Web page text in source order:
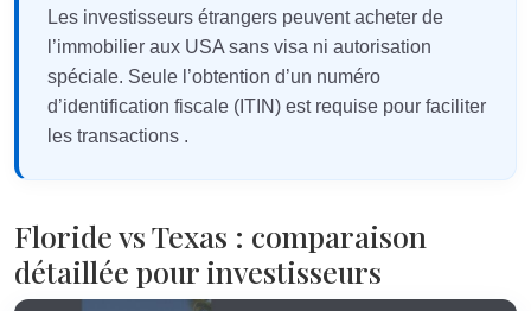
Les investisseurs étrangers peuvent acheter de
l’immobilier aux USA sans visa ni autorisation
spéciale. Seule l’obtention d’un numéro
d’identification fiscale (ITIN) est requise pour faciliter
les transactions .
Floride vs Texas : comparaison
détaillée pour investisseurs